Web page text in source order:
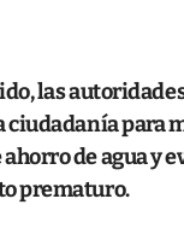
las
ciudadanía para
de agua y
prematuro.